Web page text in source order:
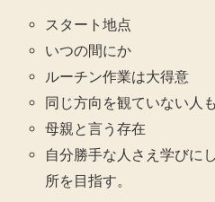
スタート地点
いつの間にか
ルーチン作業は大得意
同じ方向を観ていない人も
母親と言う存在
自分勝手な人さえ学びに
所を目指す。